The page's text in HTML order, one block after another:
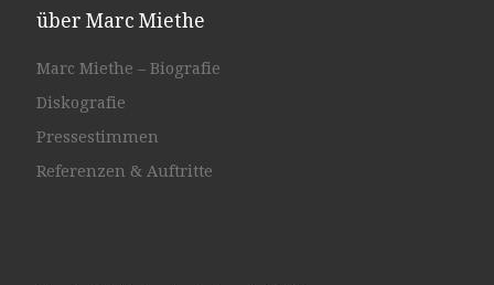
über Marc Miethe
Marc Miethe – Biografie
Diskografie
Pressestimmen
Referenzen & Auftritte